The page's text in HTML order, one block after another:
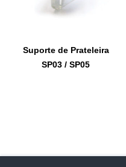
Suporte de Prateleira
SP03 / SP05